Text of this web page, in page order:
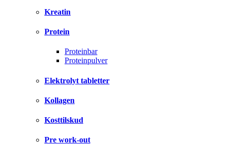
Kreatin
Protein
Proteinbar
Proteinpulver
Elektrolyt tabletter
Kollagen
Kosttilskud
Pre work-out